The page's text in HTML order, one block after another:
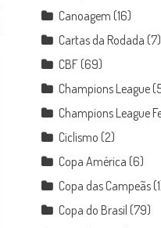
Canoagem (16)
Cartas da Rodada (7)
CBF (69)
Champions League
Champions League
Ciclismo (2)
Copa América (6)
Copa das Campeãs
Copa do Brasil (79)